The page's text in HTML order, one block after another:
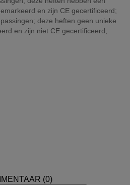
en zijn CE gecertificeerd;
deze heften geen unieke
en zijn niet CE gecertificeerd;
(0)